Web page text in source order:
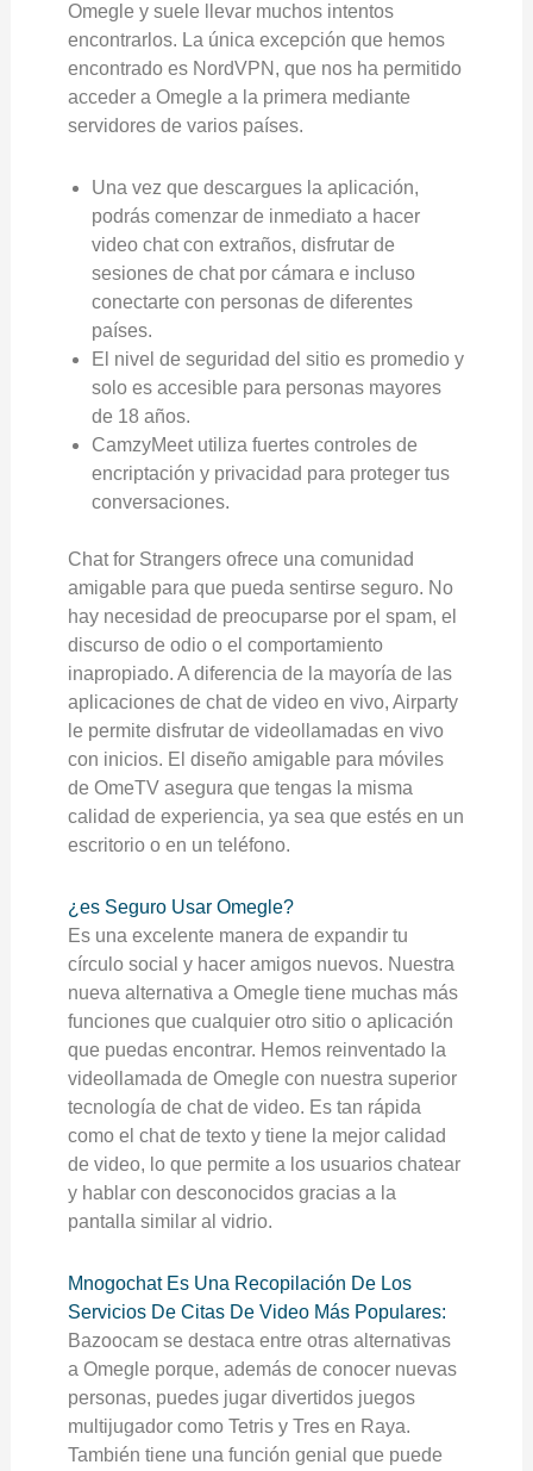
Omegle y suele llevar muchos intentos
encontrarlos. La única excepción que hemos
encontrado es NordVPN, que nos ha permitido
acceder a Omegle a la primera mediante
servidores de varios países.
Una vez que descargues la aplicación,
podrás comenzar de inmediato a hacer
video chat con extraños, disfrutar de
sesiones de chat por cámara e incluso
conectarte con personas de diferentes
países.
El nivel de seguridad del sitio es promedio y
solo es accesible para personas mayores
de 18 años.
CamzyMeet utiliza fuertes controles de
encriptación y privacidad para proteger tus
conversaciones.
Chat for Strangers ofrece una comunidad
amigable para que pueda sentirse seguro. No
hay necesidad de preocuparse por el spam, el
discurso de odio o el comportamiento
inapropiado. A diferencia de la mayoría de las
aplicaciones de chat de video en vivo, Airparty
le permite disfrutar de videollamadas en vivo
con inicios. El diseño amigable para móviles
de OmeTV asegura que tengas la misma
calidad de experiencia, ya sea que estés en un
escritorio o en un teléfono.
¿es Seguro Usar Omegle?
Es una excelente manera de expandir tu
círculo social y hacer amigos nuevos. Nuestra
nueva alternativa a Omegle tiene muchas más
funciones que cualquier otro sitio o aplicación
que puedas encontrar. Hemos reinventado la
videollamada de Omegle con nuestra superior
tecnología de chat de video. Es tan rápida
como el chat de texto y tiene la mejor calidad
de video, lo que permite a los usuarios chatear
y hablar con desconocidos gracias a la
pantalla similar al vidrio.
Mnogochat Es Una Recopilación De Los
Servicios De Citas De Video Más Populares:
Bazoocam se destaca entre otras alternativas
a Omegle porque, además de conocer nuevas
personas, puedes jugar divertidos juegos
multijugador como Tetris y Tres en Raya.
También tiene una función genial que puede